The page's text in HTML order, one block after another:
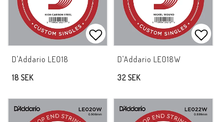
Lägg till i favoritlistan
D'Addario LE018
18 SEK
D'Addario LE018W
32 SEK